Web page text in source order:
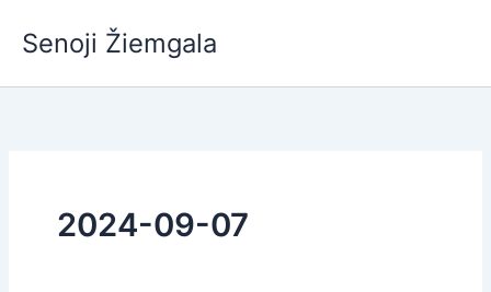
prieSenoji Žiemgala
2024-09-07